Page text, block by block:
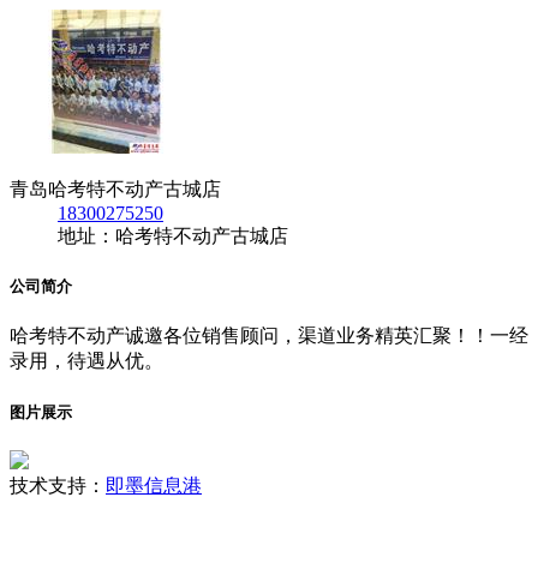
青岛哈考特不动产古城店
18300275250
地址：哈考特不动产古城店
公司简介
哈考特不动产诚邀各位销售顾问，渠道业务精英汇聚！！一经
录用，待遇从优。
图片展示
技术支持： 即墨信息港